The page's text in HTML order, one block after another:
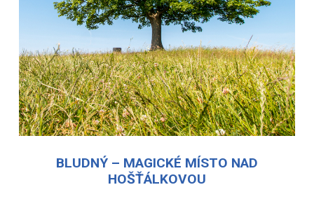
BLUDNÝ – MAGICKÉ MÍSTO NAD
HOŠŤÁLKOVOU